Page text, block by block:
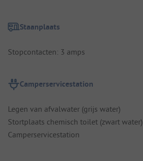
Staanplaats
Stopcontacten: 3 amps
Camperservicestation
Legen van afvalwater (grijs water)
Stortplaats chemisch toilet (zwart water)
Camperservicestation